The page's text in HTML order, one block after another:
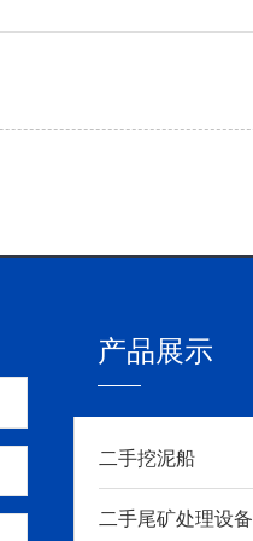
产品展示
二手挖泥船
二手尾矿处理设备